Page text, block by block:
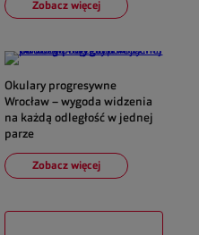
Zobacz więcej
Okulary progresywne
Wrocław – wygoda widzenia
na każdą odległość w jednej
parze
Zobacz więcej